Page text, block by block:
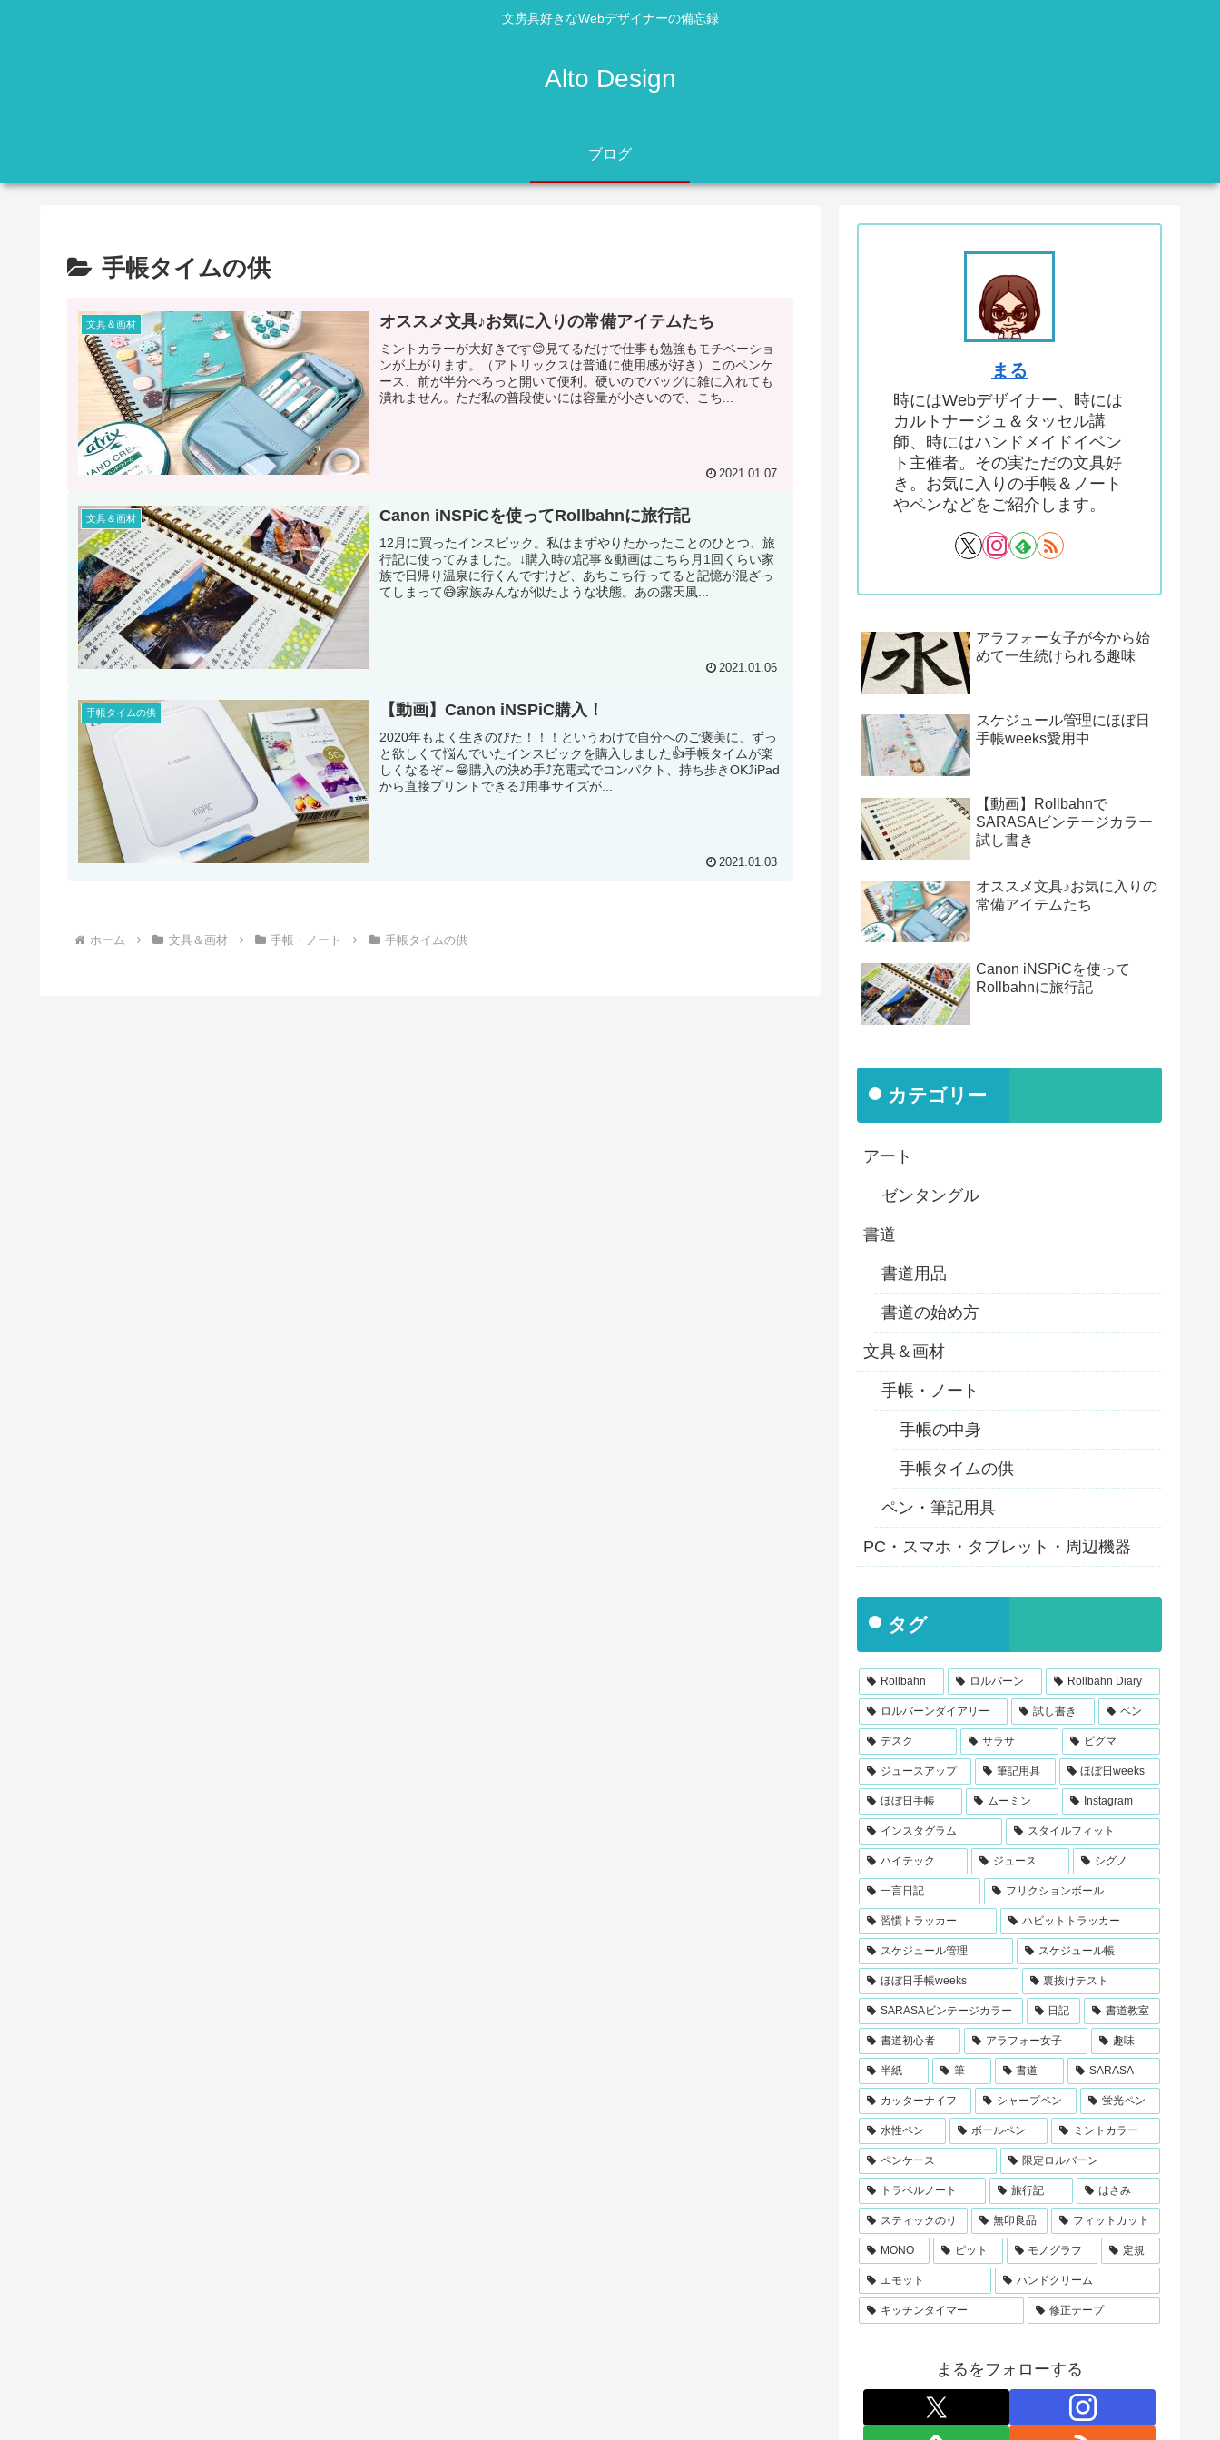
文房具好きなWebデザイナーの備忘録
Alto Design
ブログ
手帳タイムの供
文具＆画材 オススメ文具♪お気に入りの常備アイテムたち
ミントカラーが大好きです😊見てるだけで仕事も勉強もモチベーショ
ンが上がります。（アトリックスは普通に使用感が好き）このペンケ
ース、前が半分べろっと開いて便利。硬いのでバッグに雑に入れても
潰れません。ただ私の普段使いには容量が小さいので、こち...
2021.01.07
文具＆画材 Canon iNSPiCを使ってRollbahnに旅行記
12月に買ったインスピック。私はまずやりたかったことのひとつ、旅
行記に使ってみました。↓購入時の記事＆動画はこちら月1回くらい家
族で日帰り温泉に行くんですけど、あちこち行ってると記憶が混ざっ
てしまって😅家族みんなが似たような状態。あの露天風...
2021.01.06
手帳タイムの供 【動画】Canon iNSPiC購入！
2020年もよく生きのびた！！！というわけで自分へのご褒美に、ずっ
と欲しくて悩んでいたインスピックを購入しました👍手帳タイムが楽
しくなるぞ～😁購入の決め手⤴️充電式でコンパクト、持ち歩きOK⤴️iPad
から直接プリントできる⤴️用事サイズが...
2021.01.03
ホーム 文具＆画材 手帳・ノート 手帳タイムの供
まる
時にはWebデザイナー、時には
カルトナージュ＆タッセル講
師、時にはハンドメイドイベン
ト主催者。その実ただの文具好
き。お気に入りの手帳＆ノート
やペンなどをご紹介します。
アラフォー女子が今から始
めて一生続けられる趣味
スケジュール管理にほぼ日
手帳weeks愛用中
【動画】Rollbahnで
SARASAビンテージカラー
試し書き
オススメ文具♪お気に入りの
常備アイテムたち
Canon iNSPiCを使って
Rollbahnに旅行記
カテゴリー
アート
ゼンタングル
書道
書道用品
書道の始め方
文具＆画材
手帳・ノート
手帳の中身
手帳タイムの供
ペン・筆記用具
PC・スマホ・タブレット・周辺機器
タグ
Rollbahn ロルバーン Rollbahn Diary
ロルバーンダイアリー 試し書き ペン
デスク サラサ ピグマ
ジュースアップ 筆記用具 ほぼ日weeks
ほぼ日手帳 ムーミン Instagram
インスタグラム スタイルフィット
ハイテック ジュース シグノ
一言日記 フリクションボール
習慣トラッカー ハビットトラッカー
スケジュール管理 スケジュール帳
ほぼ日手帳weeks 裏抜けテスト
SARASAビンテージカラー 日記 書道教室
書道初心者 アラフォー女子 趣味
半紙 筆 書道 SARASA
カッターナイフ シャープペン 蛍光ペン
水性ペン ボールペン ミントカラー
ペンケース 限定ロルバーン
トラベルノート 旅行記 はさみ
スティックのり 無印良品 フィットカット
MONO ピット モノグラフ 定規
エモット ハンドクリーム
キッチンタイマー 修正テープ
まるをフォローする